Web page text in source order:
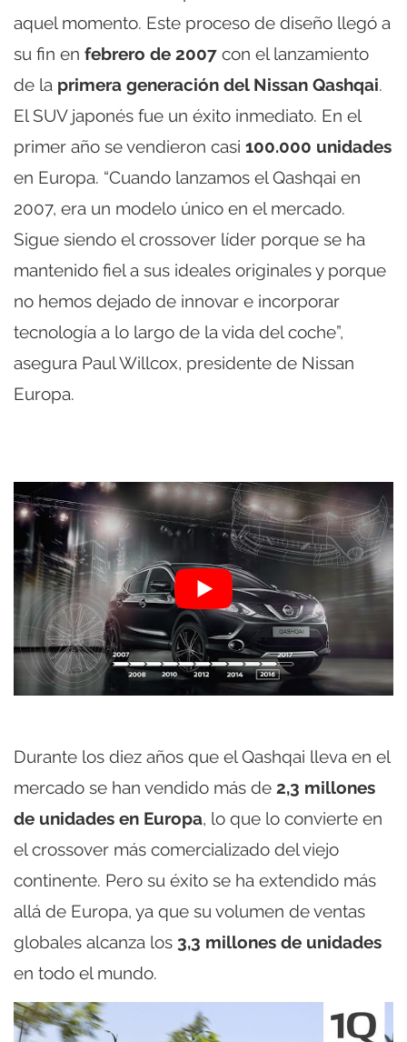
aquel momento. Este proceso de diseño llegó a
su fin en febrero de 2007 con el lanzamiento
de la primera generación del Nissan Qashqai.
El SUV japonés fue un éxito inmediato. En el
primer año se vendieron casi 100.000 unidades
en Europa. “Cuando lanzamos el Qashqai en
2007, era un modelo único en el mercado.
Sigue siendo el crossover líder porque se ha
mantenido fiel a sus ideales originales y porque
no hemos dejado de innovar e incorporar
tecnología a lo largo de la vida del coche”,
asegura Paul Willcox, presidente de Nissan
Europa.
Durante los diez años que el Qashqai lleva en el
mercado se han vendido más de 2,3 millones
de unidades en Europa, lo que lo convierte en
el crossover más comercializado del viejo
continente. Pero su éxito se ha extendido más
allá de Europa, ya que su volumen de ventas
globales alcanza los 3,3 millones de unidades
en todo el mundo.